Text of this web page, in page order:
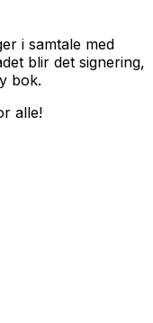
i samtale med
blir det signering,
bok.
alle!